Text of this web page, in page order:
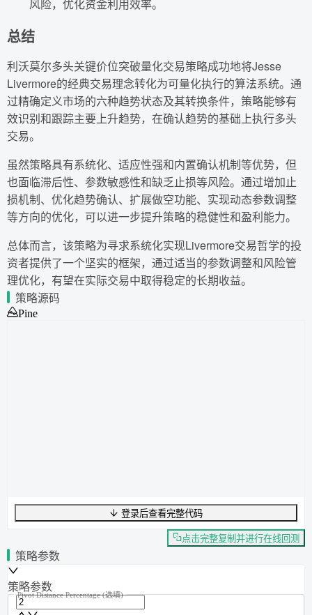
风险，优化资金利用效率。
总结
利沃莫尔多头关键价位突破量化交易策略成功地将Jesse
Livermore的经典交易理念转化为可量化执行的算法系统。通
过精确定义市场的六种趋势状态及其转换条件，策略能够有
效识别和跟踪主要上升趋势，在确认趋势的基础上执行多头
交易。
虽然策略具有系统化、适应性强和内置确认机制等优势，但
也面临滞后性、参数敏感性和缺乏止损等风险。通过增加止
损机制、优化趋势确认、扩展做空功能、实现动态参数调整
等方向的优化，可以进一步提升策略的稳健性和盈利能力。
总体而言，该策略为寻求系统化实现Livermore交易哲学的投
资者提供了一个坚实的框架，通过适当的参数调整和风险管
理优化，有望在实际交易中取得稳定的长期收益。
策略源码
Pine
UTF-8342 字节55 字数0 行行 1,列 0
登录后查看完整代码
点击完整复制并进行在线回测
策略参数
策略参数
Pivot Distance Percentage (选填)